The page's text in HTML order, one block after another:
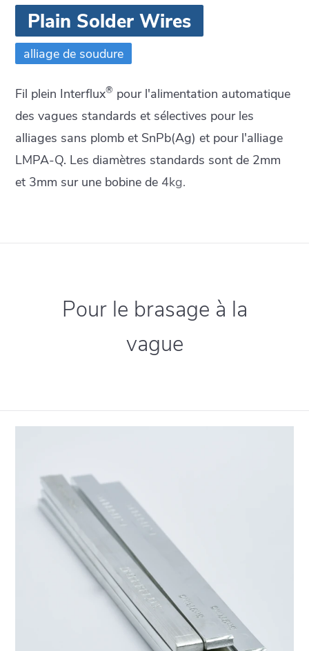
Plain Solder Wires
alliage de soudure
Fil plein Interflux® pour l'alimentation automatique
des vagues standards et sélectives pour les
alliages sans plomb et SnPb(Ag) et pour l'alliage
LMPA-Q. Les diamètres standards sont de 2mm
et 3mm sur une bobine de 4kg.
Pour le brasage à la
vague